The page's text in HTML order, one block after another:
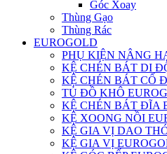
Góc Xoay
Thùng Gạo
Thùng Rác
EUROGOLD
PHỤ KIỆN NÂNG
KỆ CHÉN BÁT DI
KỆ CHÉN BÁT CỐ
TỦ ĐỒ KHÔ
KỆ CHÉN BÁT ĐĨA
KỆ XOONG NỒI
KỆ GIA VỊ DAO
KỆ GIA VỊ